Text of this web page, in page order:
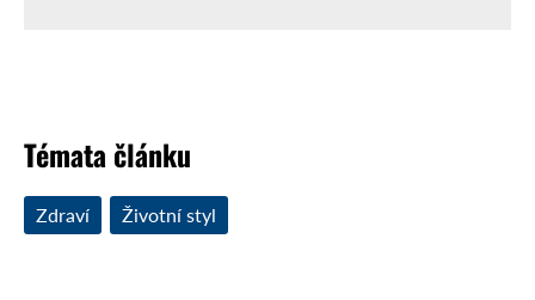
Témata článku
Zdraví Životní styl